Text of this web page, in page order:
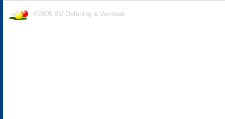
©2005 BV Oefening & Vermaak